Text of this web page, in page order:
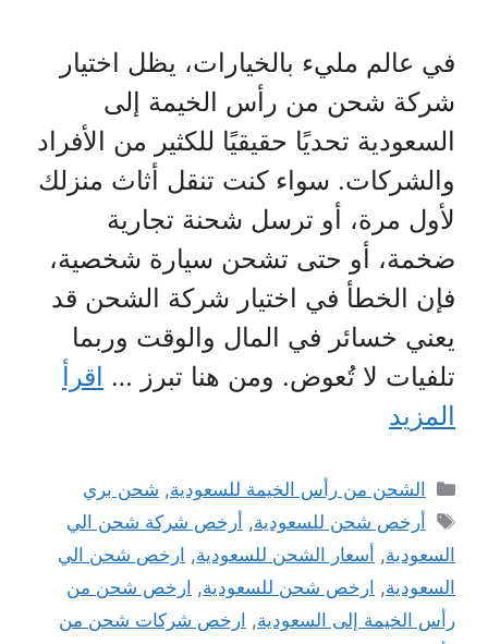
في عالم مليء بالخيارات، يظل اختيار
شركة شحن من رأس الخيمة إلى
السعودية تحديًا حقيقيًا للكثير من الأفراد
والشركات. سواء كنت تنقل أثاث منزلك
لأول مرة، أو ترسل شحنة تجارية
ضخمة، أو حتى تشحن سيارة شخصية،
فإن الخطأ في اختيار شركة الشحن قد
يعني خسائر في المال والوقت وربما
تلفيات لا تُعوض. ومن هنا تبرز … اقرأ
المزيد
التصنيفات
الشحن من رأس الخيمة للسعودية, شحن بري
الوسوم
أرخص شحن للسعودية, أرخص شركة شحن الي
السعودية, أسعار الشحن للسعودية, ارخص شحن الي
السعودية, ارخص شحن للسعودية, ارخص شحن من
رأس الخيمة إلى السعودية, ارخص شركات شحن من